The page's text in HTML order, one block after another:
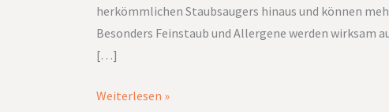
herkömmlichen Staubsaugers hinaus und können
Besonders Feinstaub und Allergene werden wirksam
[…]
Weiterlesen »